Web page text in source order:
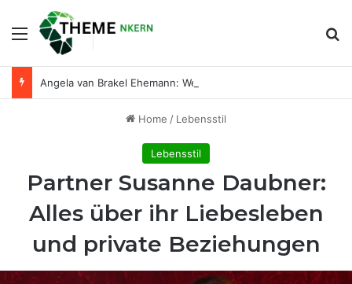
Menu
Home / Lebensstil
Lebensstil
Partner Susanne Daubner:
Alles über ihr Liebesleben
und private Beziehungen